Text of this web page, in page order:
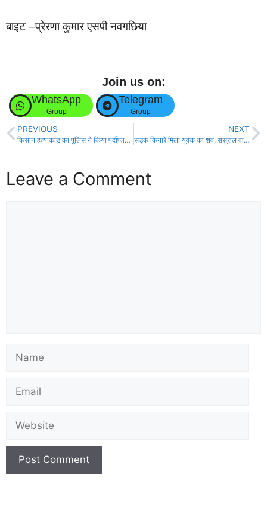
बाइट –प्रेरणा कुमार एसपी नवगछिया
Join us on:
WhatsApp
Group
Telegram
Group
PREVIOUS
किसान हत्याकांड का पुलिस ने किया पर्दाफाश,24 घंटे के अंदर आरोपी गिरफ्तार!
NEXT
सड़क किनारे मिला युवक का शव, ससुराल वालों पर हत्या कर शव फेंकने का आरोप!
Leave a Comment